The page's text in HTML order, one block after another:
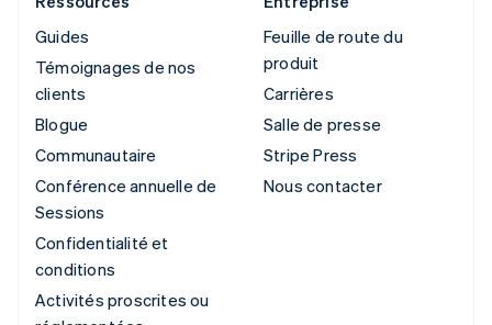
Guides
Témoignages de nos
clients
Blogue
Communautaire
Conférence annuelle de
Sessions
Confidentialité et
conditions
Activités proscrites ou
Feuille de route du
produit
Carrières
Salle de presse
Stripe Press
Nous contacter